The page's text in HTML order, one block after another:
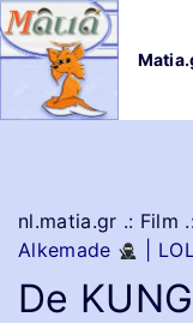
G
a
nl.matia.gr .: Film
Alkemade
|
De